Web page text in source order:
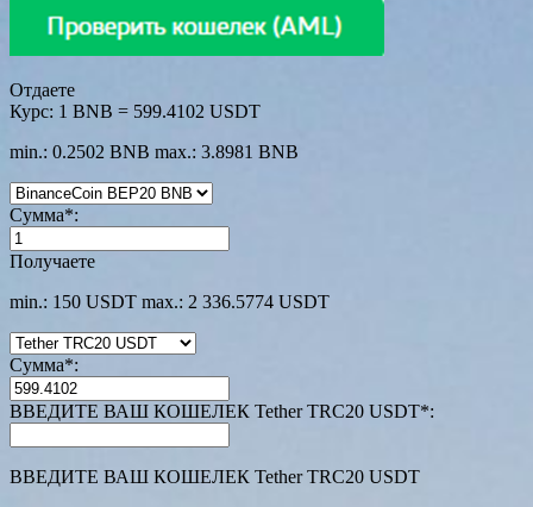
Отдаете
Курс: 1 BNB = 599.4102 USDT
min.: 0.2502 BNB max.: 3.8981 BNB
Сумма*:
Получаете
min.: 150 USDT max.: 2 336.5774 USDT
Сумма*:
ВВЕДИТЕ ВАШ КОШЕЛЕК Tether TRC20 USDT*:
ВВЕДИТЕ ВАШ КОШЕЛЕК Tether TRC20 USDT